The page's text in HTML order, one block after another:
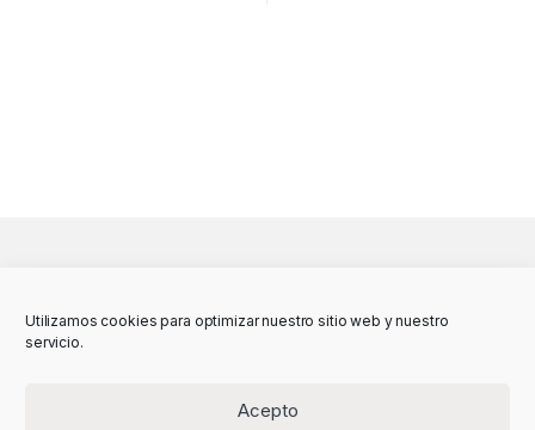
Utilizamos cookies para optimizar nuestro sitio web y nuestro
servicio.
Acepto